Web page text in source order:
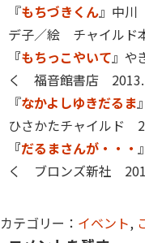
『もちづきくん』中
デ子／絵 チャイル
『もちっこやいて』や
く 福音館書店
『なかよしゆきだるま
ひさかたチャイルド
『だるまさんが・・・
く ブロンズ新社
カテゴリー： イベント,